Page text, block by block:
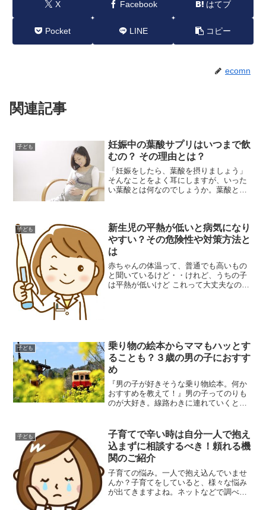
X Facebook はてブ
Pocket LINE コピー
ecomn
関連記事
子ども
妊娠中の葉酸サプリはいつまで飲
むの？ その理由とは？
「妊娠をしたら、葉酸を摂りましょう」
そんなことをよく耳にしますが、いった
い葉酸とは何なのでしょうか。葉酸と
栄養が赤ちゃんの中で成長し...
子ども
新生児の平熱が低いと病気になり
やすい？その危険性や対策方法と
は
赤ちゃんの体温って、普通でも高いもの
と聞いているけど・・けれど、うちの子
は平熱が低いけど これって大丈夫なの？
子ども
乗り物の絵本からママもハッとす
ることも？３歳の男の子におすす
め
『男の子が好きそうな乗り物絵本。何か
おすすめを教えて！』男の子ってのりも
のが大好き。線路わきに連れていくと、
るし。もう行くよ～っと言っても、ず～
っと見ているし(笑)まだ...
子ども
子育てで辛い時は自分一人で抱え
込まずに相談するべき！頼れる機
関のご紹介
子育ての悩み。一人で抱え込んでいませ
んか？子育てをしていると、様々な悩み
が出てきますよね。ネットなどで調べる